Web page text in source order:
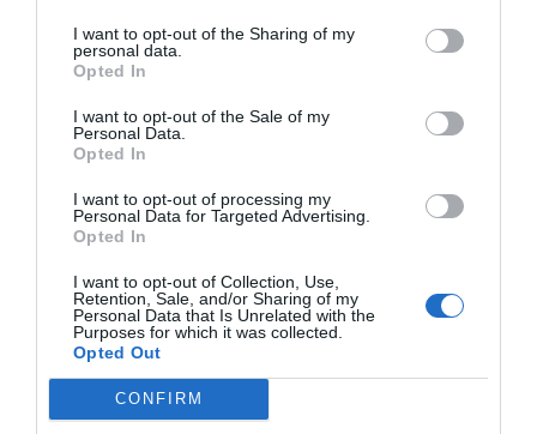
I want to opt-out of the Sharing of my
personal data.
Opted In
I want to opt-out of the Sale of my
Personal Data.
Opted In
I want to opt-out of processing my
Personal Data for Targeted Advertising.
Opted In
I want to opt-out of Collection, Use,
Retention, Sale, and/or Sharing of my
Personal Data that Is Unrelated with the
Purposes for which it was collected.
Opted Out
CONFIRM
experiencial en un túnel de salida para que los
asistentes pudieran ver salir y entrar al campo a los
jugadores”
como la SD Ponferradina o el RCD Mallorca han
incorporado este túnel, en donde los aficionados,
además de disfrutar de un catering, pueden escuchar
césped y sentir esa sensación tan exclusiva y cercana
con sus ídolos.
Una de las innovaciones más
destacadas, e ideada por MolcaWorld, es
la sala experiencial situada en el túnel de
salida al campo de los jugadores